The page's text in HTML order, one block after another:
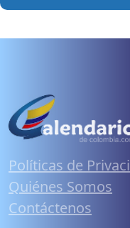
Políticas de
Quiénes Somos
Contáctenos